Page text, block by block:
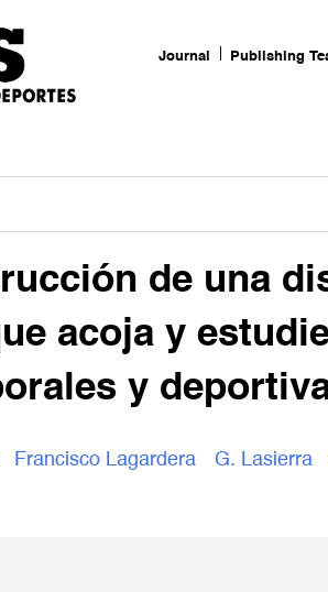
Journal Publishing
de una
acoja y
y
Francisco Lagardera G. Lasierra